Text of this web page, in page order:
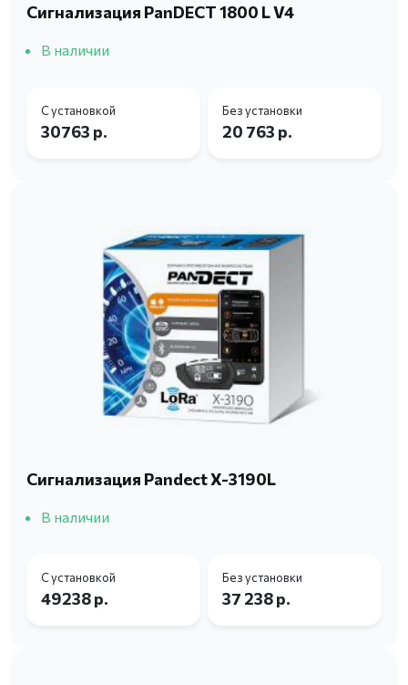
Сигнализация PanDECT 1800 L V4
В наличии
С установкой
30763 р.
Без установки
20 763 р.
Сигнализация Pandect X-3190L
В наличии
С установкой
49238 р.
Без установки
37 238 р.